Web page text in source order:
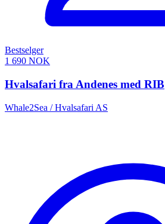
Bestselger
1 690 NOK
Hvalsafari fra Andenes med RIB
Whale2Sea / Hvalsafari AS